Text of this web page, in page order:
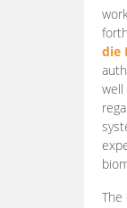
die
well
The